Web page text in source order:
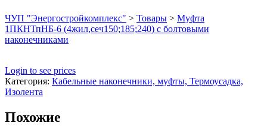
ЧУП "Энергостройкомплекс" > Товары > Муфта
1ПКНТпНБ-6 (4жил,сеч150;185;240) с болтовыми
наконечниками
Login to see prices
Категория: Кабельные наконечники, муфты, Термоусадка,
Изолента
Похожие